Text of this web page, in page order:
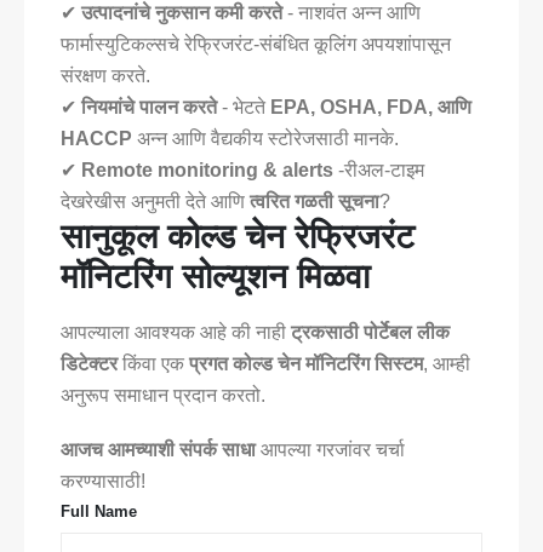
✔ उत्पादनांचे नुकसान कमी करते- नाशवंत अन्न आणि
फार्मास्युटिकल्सचे रेफ्रिजरंट-संबंधित कूलिंग अपयशांपासून
संरक्षण करते.
✔ नियमांचे पालन करते- भेटते EPA, OSHA, FDA, आणि
HACCP अन्न आणि वैद्यकीय स्टोरेजसाठी मानके.
✔ Remote monitoring & alerts -रीअल-टाइम
देखरेखीस अनुमती देते आणि त्वरित गळती सूचना?
सानुकूल कोल्ड चेन रेफ्रिजरंट
मॉनिटरिंग सोल्यूशन मिळवा
आपल्याला आवश्यक आहे की नाही ट्रकसाठी पोर्टेबल लीक
डिटेक्टरकिंवा एक प्रगत कोल्ड चेन मॉनिटरिंग सिस्टम, आम्ही
अनुरूप समाधान प्रदान करतो.
आजच आमच्याशी संपर्क साधाआपल्या गरजांवर चर्चा
करण्यासाठी!
Full Name